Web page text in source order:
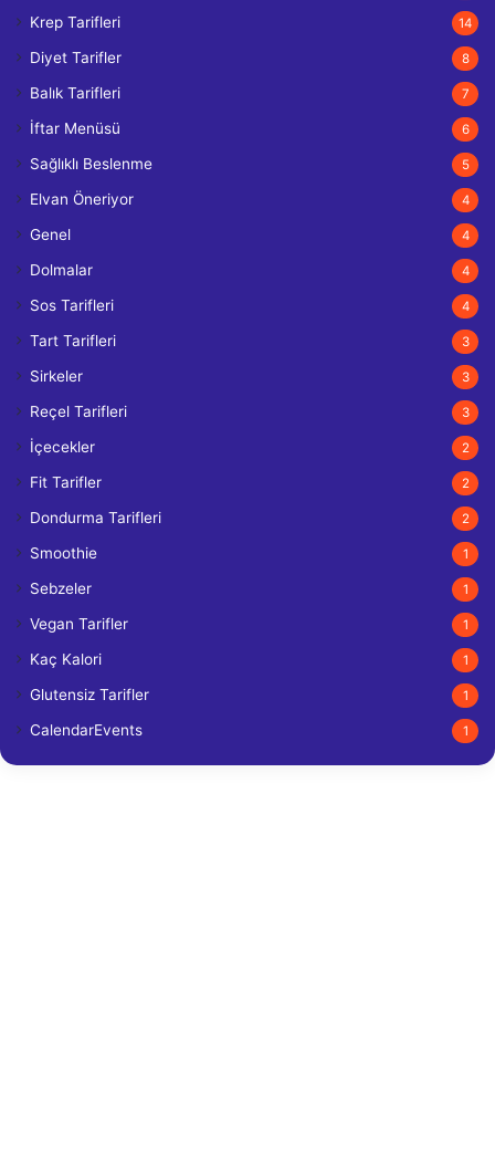
Krep Tarifleri 14
Diyet Tarifler 8
Balık Tarifleri 7
İftar Menüsü 6
Sağlıklı Beslenme 5
Elvan Öneriyor 4
Genel 4
Dolmalar 4
Sos Tarifleri 4
Tart Tarifleri 3
Sirkeler 3
Reçel Tarifleri 3
İçecekler 2
Fit Tarifler 2
Dondurma Tarifleri 2
Smoothie 1
Sebzeler 1
Vegan Tarifler 1
Kaç Kalori 1
Glutensiz Tarifler 1
CalendarEvents 1